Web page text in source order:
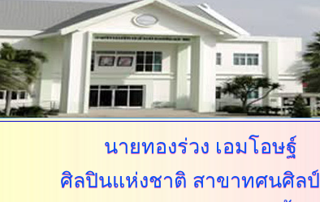
นายทองร่วง เอมโอษฐ์
ศิลปินแห่งชาติ สาขาทศนศิลป์